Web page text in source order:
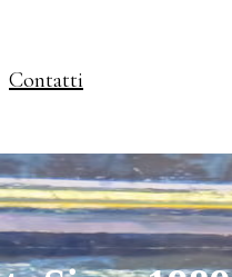
Contatti